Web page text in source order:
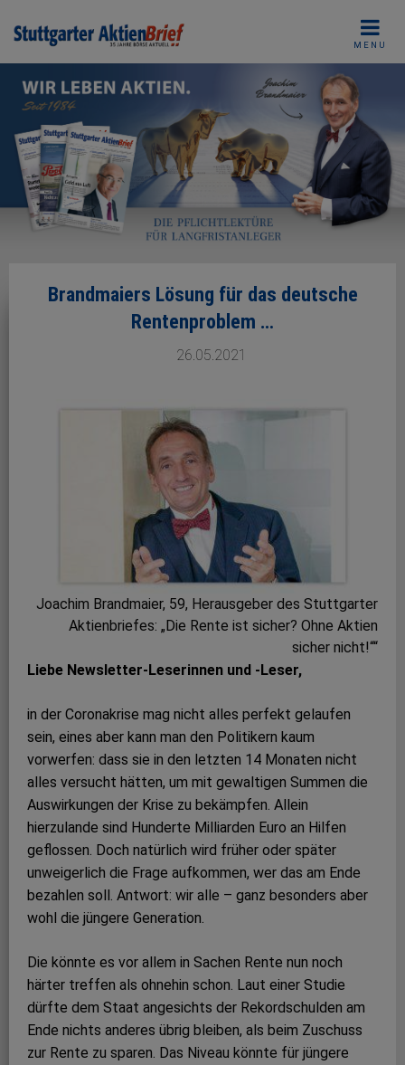
MENU
Brandmaiers Lösung für das deutsche
Rentenproblem …
26.05.2021
Joachim Brandmaier, 59, Herausgeber des Stuttgarter
Aktienbriefes: „Die Rente ist sicher? Ohne Aktien
sicher nicht!““
Liebe Newsletter-Leserinnen und -Leser,
in der Coronakrise mag nicht alles perfekt gelaufen
sein, eines aber kann man den Politikern kaum
vorwerfen: dass sie in den letzten 14 Monaten nicht
alles versucht hätten, um mit gewaltigen Summen die
Auswirkungen der Krise zu bekämpfen. Allein
hierzulande sind Hunderte Milliarden Euro an Hilfen
geflossen. Doch natürlich wird früher oder später
unweigerlich die Frage aufkommen, wer das am Ende
bezahlen soll. Antwort: wir alle – ganz besonders aber
wohl die jüngere Generation.
Die könnte es vor allem in Sachen Rente nun noch
härter treffen als ohnehin schon. Laut einer Studie
dürfte dem Staat angesichts der Rekordschulden am
Ende nichts anderes übrig bleiben, als beim Zuschuss
zur Rente zu sparen. Das Niveau könnte für jüngere